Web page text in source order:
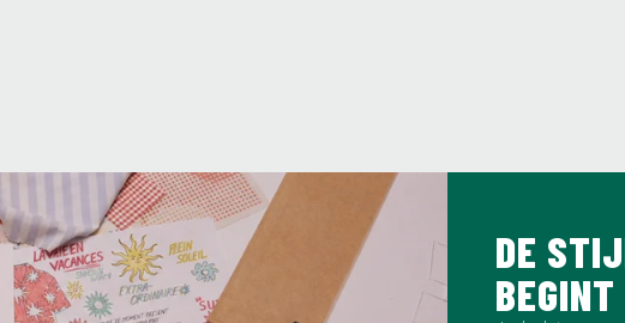
DE
BEGINT